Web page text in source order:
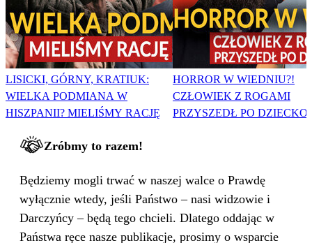
LISICKI, GÓRNY, KRATIUK:
WIELKA PODMIANA W
HISZPANII? MIELIŚMY RACJĘ
HORROR W WIEDNIU?!
CZŁOWIEK Z ROGAMI
PRZYSZEDŁ PO DZIECKO
Zróbmy to razem!
Będziemy mogli trwać w naszej walce o Prawdę
wyłącznie wtedy, jeśli Państwo – nasi widzowie i
Darczyńcy – będą tego chcieli. Dlatego oddając w
Państwa ręce nasze publikacje, prosimy o wsparcie